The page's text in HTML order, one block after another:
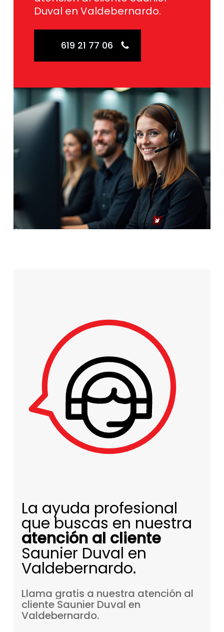
Duval en Valdebernardo.
619 21 77 06
La ayuda profesional
que buscas en nuestra
atención al cliente
Saunier Duval en
Valdebernardo.
Llama gratis a nuestra atención al
cliente Saunier Duval en
Valdebernardo.